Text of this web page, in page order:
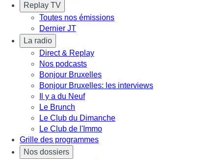
Replay TV
Toutes nos émissions
Dernier JT
La radio
Direct & Replay
Nos podcasts
Bonjour Bruxelles
Bonjour Bruxelles: les interviews
Il y a du Neuf
Le Brunch
Le Club du Dimanche
Le Club de l'Immo
Grille des programmes
Nos dossiers